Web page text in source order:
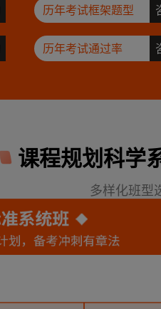
历年考试框架题型
历年考试通过率
课程规划科学
多样化班